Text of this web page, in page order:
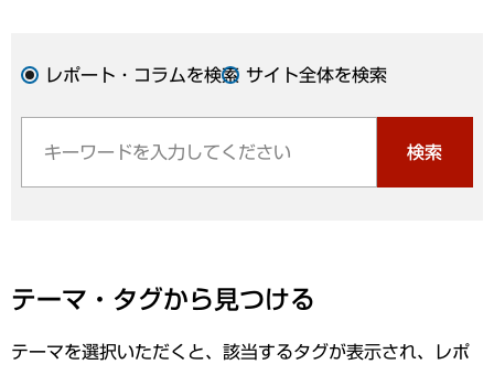
レポート・コラムを検索 サイト全体を検索
検索
テーマ・タグから見つける
テーマを選択いただくと、該当するタグが表示され、レポ